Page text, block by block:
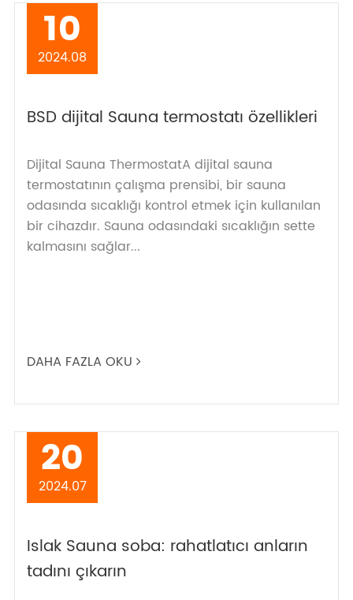
10
2024.08
BSD dijital Sauna termostatı özellikleri
Dijital Sauna ThermostatA dijital sauna
termostatının çalışma prensibi, bir sauna
odasında sıcaklığı kontrol etmek için kullanılan
bir cihazdır. Sauna odasındaki sıcaklığın sette
kalmasını sağlar...
DAHA FAZLA OKU
20
2024.07
Islak Sauna soba: rahatlatıcı anların
tadını çıkarın